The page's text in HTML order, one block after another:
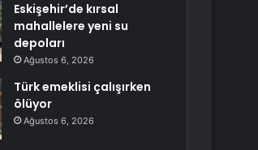
Eskişehir’de kırsal
mahallelere yeni su
depoları
Ağustos 6, 2026
Türk emeklisi çalışırken
ölüyor
Ağustos 6, 2026